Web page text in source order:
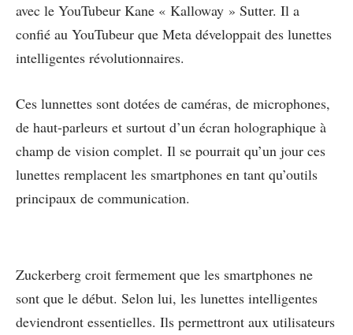
avec le YouTubeur Kane « Kalloway » Sutter. Il a
confié au YouTubeur que Meta développait des lunettes
intelligentes révolutionnaires.
Ces lunnettes sont dotées de caméras, de microphones,
de haut-parleurs et surtout d’un écran holographique à
champ de vision complet. Il se pourrait qu’un jour ces
lunettes remplacent les smartphones en tant qu’outils
principaux de communication.
Zuckerberg croit fermement que les smartphones ne
sont que le début. Selon lui, les lunettes intelligentes
deviendront essentielles. Ils permettront aux utilisateurs